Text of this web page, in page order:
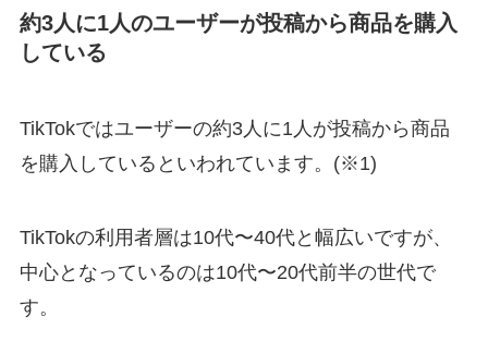
約3人に1人のユーザーが投稿から商品を購入
している
TikTokではユーザーの約3人に1人が投稿から商品
を購入しているといわれています。(※1)
TikTokの利用者層は10代〜40代と幅広いですが、
中心となっているのは10代〜20代前半の世代で
す。